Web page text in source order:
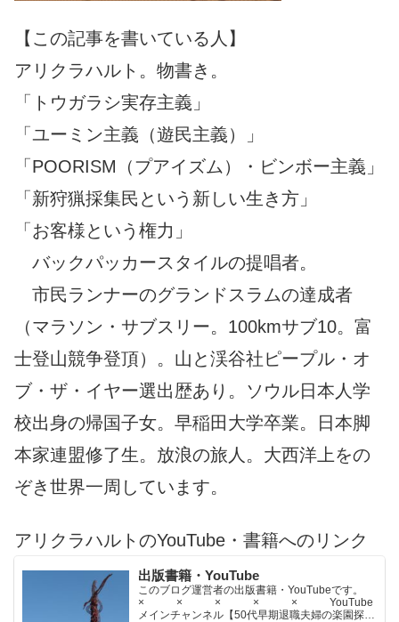
【この記事を書いている人】
アリクラハルト。物書き。
「トウガラシ実存主義」
「ユーミン主義（遊民主義）」
「POORISM（プアイズム）・ビンボー主義」
「新狩猟採集民という新しい生き方」
「お客様という権力」
バックパッカースタイルの提唱者。
市民ランナーのグランドスラムの達成者
（マラソン・サブスリー。100kmサブ10。富
士登山競争登頂）。山と渓谷社ピープル・オ
ブ・ザ・イヤー選出歴あり。ソウル日本人学
校出身の帰国子女。早稲田大学卒業。日本脚
本家連盟修了生。放浪の旅人。大西洋上をの
ぞき世界一周しています。
アリクラハルトのYouTube・書籍へのリンク
出版書籍・YouTube
このブログ運営者の出版書籍・YouTubeです。
× × × × × YouTube
メインチャンネル【50代早期退職夫婦の楽園探求